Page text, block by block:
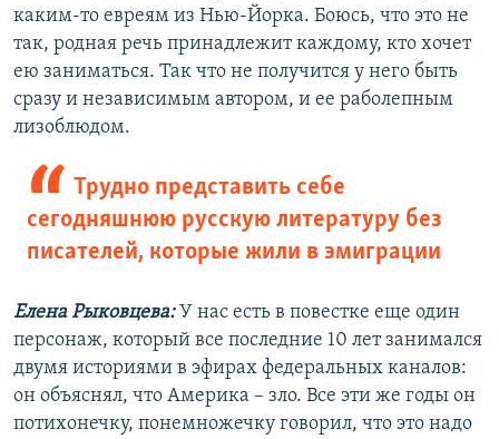
каким-то евреям из Нью-Йорка. Боюсь, что это не
так, родная речь принадлежит каждому, кто хочет
ею заниматься. Так что не получится у него быть
сразу и независимым автором, и ее раболепным
лизоблюдом.
Трудно представить себе
сегодняшнюю русскую литературу без
писателей, которые жили в эмиграции
Елена Рыковцева:У нас есть в повестке еще один
персонаж, который все последние 10 лет занимался
двумя историями в эфирах федеральных каналов:
он объяснял, что Америка – зло. Все эти же годы он
потихонечку, понемножечку говорил, что это надо